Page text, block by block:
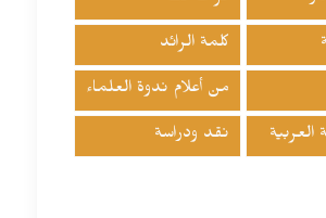
كلمة الرائد
من أعلام ندوة العلماء
نقد ودراسة